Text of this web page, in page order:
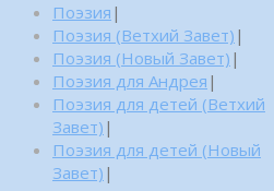
Поэзия |
Поэзия (Ветхий Завет) |
Поэзия (Новый Завет) |
Поэзия для Андрея |
Поэзия для детей (Ветхий
Завет) |
Поэзия для детей (Новый
Завет) |